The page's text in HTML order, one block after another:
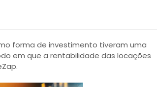
forma de investimento tiveram uma
em que a rentabilidade das locações